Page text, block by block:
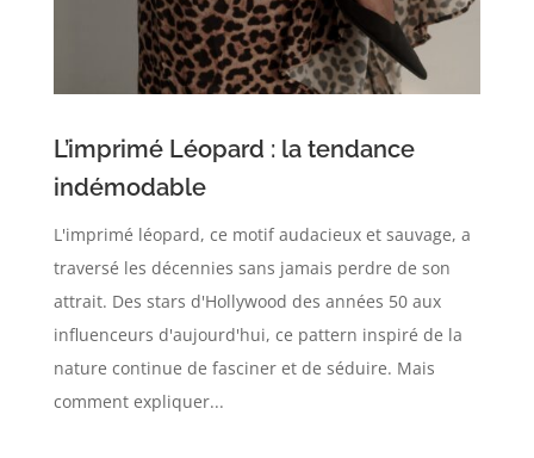
L’imprimé Léopard : la tendance
indémodable
L'imprimé léopard, ce motif audacieux et sauvage, a
traversé les décennies sans jamais perdre de son
attrait. Des stars d'Hollywood des années 50 aux
influenceurs d'aujourd'hui, ce pattern inspiré de la
nature continue de fasciner et de séduire. Mais
comment expliquer...